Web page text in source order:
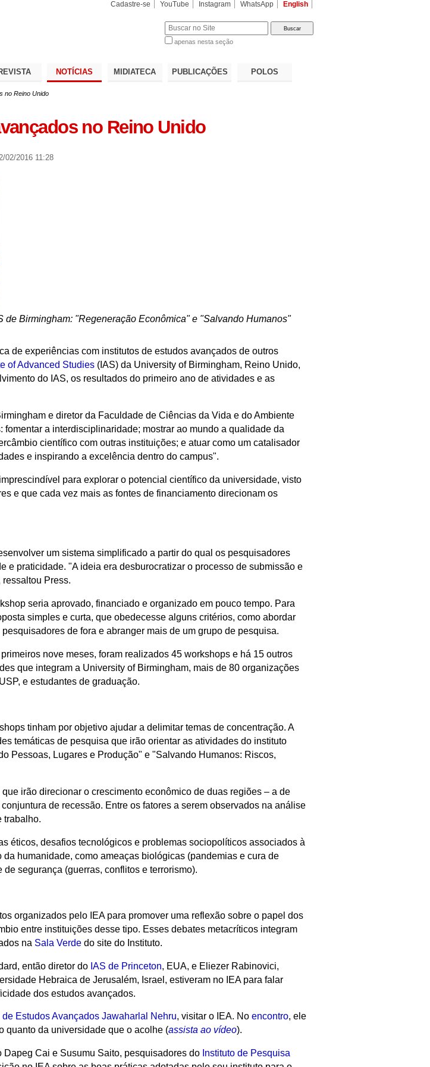
Cadastre-se YouTube Instagram WhatsApp English
apenas nesta seção
NOTÍCIAS MIDIATECA PUBLICAÇÕES POLOS
no Reino Unido
no Reino Unido
02/2016 11:28
Birmingham: "Regeneração Econômica" e "Salvando Humanos"
de experiências com institutos de estudos avançados de outros
of Advanced Studies(IAS) da University of Birmingham, Reino Unido,
do IAS, os resultados do primeiro ano de atividades e as
e diretor da Faculdade de Ciências da Vida e do Ambiente
a interdisciplinaridade; mostrar ao mundo a qualidade da
científico com outras instituições; e atuar como um catalisador
e inspirando a excelência dentro do campus".
para explorar o potencial científico da universidade, visto
e que cada vez mais as fontes de financiamento direcionam os
um sistema simplificado a partir do qual os pesquisadores
e praticidade. "A ideia era desburocratizar o processo de submissão e
Press.
seria aprovado, financiado e organizado em pouco tempo. Para
simples e curta, que obedecesse alguns critérios, como abordar
de fora e abranger mais de um grupo de pesquisa.
nove meses, foram realizados 45 workshops e há 15 outros
que integram a University of Birmingham, mais de 80 organizações
e estudantes de graduação.
tinham por objetivo ajudar a delimitar temas de concentração. A
temáticas de pesquisa que irão orientar as atividades do instituto
Pessoas, Lugares e Produção" e "Salvando Humanos: Riscos,
irão direcionar o crescimento econômico de duas regiões – a de
de recessão. Entre os fatores a serem observados na análise
trabalho.
éticos, desafios tecnológicos e problemas sociopolíticos associados à
humanidade, como ameaças biológicas (pandemias e cura de
segurança (guerras, conflitos e terrorismo).
organizados pelo IEA para promover uma reflexão sobre o papel dos
entre instituições desse tipo. Esses debates metacríticos integram
na Sala Verdedo site do Instituto.
então diretor do IAS de Princeton, EUA, e Eliezer Rabinovici,
Hebraica de Jerusalém, Israel, estiveram no IEA para falar
dos estudos avançados.
de Estudos Avançados Jawaharlal Nehru, visitar o IEA. No encontro, ele
quanto da universidade que o acolhe (assista ao vídeo).
Cai e Susumu Saito, pesquisadores do Instituto de Pesquisa